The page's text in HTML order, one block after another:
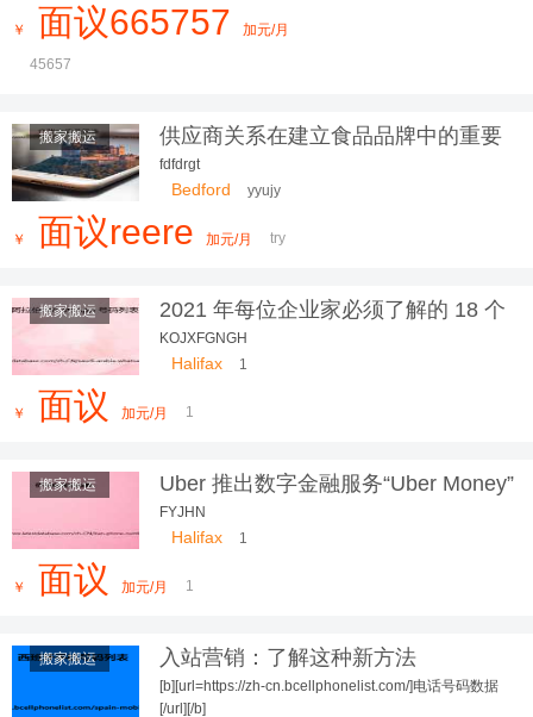
￥ 面议665757 加元/月
45657
搬家搬运
供应商关系在建立食品品牌中的重要
性
fdfdrgt
Bedford yyujy
￥ 面议reere 加元/月 try
搬家搬运
2021 年每位企业家必须了解的 18 个
物联网趋势
KOJXFGNGH
Halifax 1
￥ 面议 加元/月 1
搬家搬运 Uber 推出数字金融服务“Uber Money”
FYJHN
Halifax 1
￥ 面议 加元/月 1
搬家搬运 入站营销：了解这种新方法
[b][url=https://zh-cn.bcellphonelist.com/]电话号码数据
[/url][/b]